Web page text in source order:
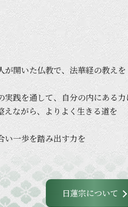
が開いた仏教で、 法華経の教えを
実践を通して、 自分の内にある力
えながら、 より よく 生きる道を
い一歩を踏み出す力を
日蓮宗について